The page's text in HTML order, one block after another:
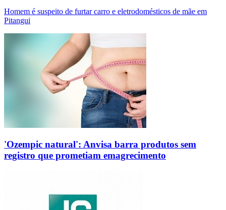
Homem é suspeito de furtar carro e eletrodomésticos de mãe em
Pitangui
'Ozempic natural': Anvisa barra produtos sem
registro que prometiam emagrecimento